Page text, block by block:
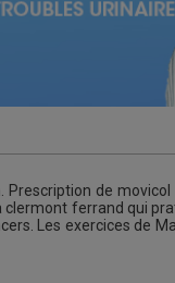
de
ferrand qui
Les exercices de